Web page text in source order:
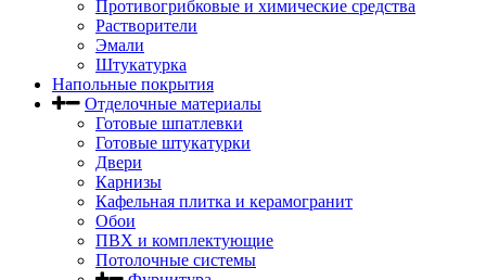
Противогрибковые и химические средства
Растворители
Эмали
Штукатурка
Напольные покрытия
Отделочные материалы
Готовые шпатлевки
Готовые штукатурки
Двери
Карнизы
Кафельная плитка и керамогранит
Обои
ПВХ и комплектующие
Потолочные системы